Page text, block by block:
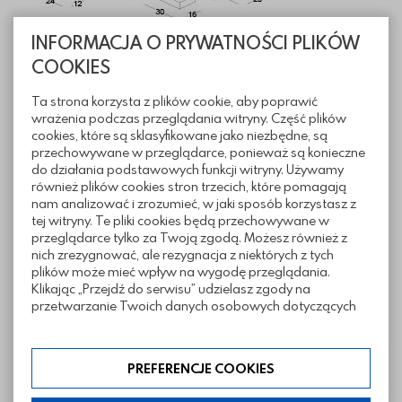
INFORMACJA O PRYWATNOŚCI PLIKÓW
COOKIES
Ta strona korzysta z plików cookie, aby poprawić
wrażenia podczas przeglądania witryny. Część plików
cookies, które są sklasyfikowane jako niezbędne, są
przechowywane w przeglądarce, ponieważ są konieczne
do działania podstawowych funkcji witryny. Używamy
również plików cookies stron trzecich, które pomagają
nam analizować i zrozumieć, w jaki sposób korzystasz z
tej witryny. Te pliki cookies będą przechowywane w
przeglądarce tylko za Twoją zgodą. Możesz również z
nich zrezygnować, ale rezygnacja z niektórych z tych
plików może mieć wpływ na wygodę przeglądania.
Klikając „Przejdź do serwisu” udzielasz zgody na
przetwarzanie Twoich danych osobowych dotyczących
zakres klikając w „Preferencje cookies”. W każdej chwili
możesz modyfikować udzielone zgody w zakładce:
PREFERENCJE COOKIES
Informacje techniczne
Sposoby ułożenia
Pliki do pobrania
Inne z tej kategorii